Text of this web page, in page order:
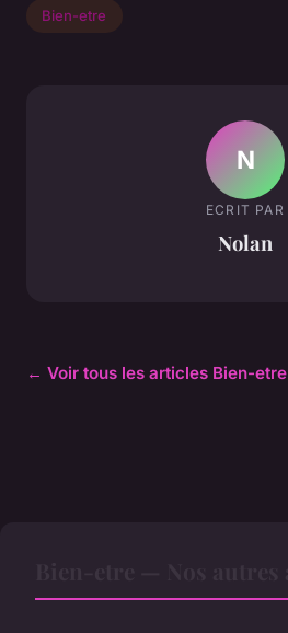
Bien-etre
N
ECRIT PAR
Nolan
← Voir tous les articles Bien-etre